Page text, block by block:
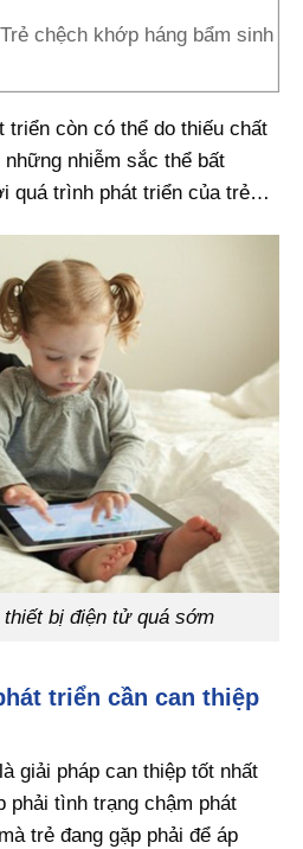
Trẻ chệch khớp háng bẩm sinh
triển còn có thể do thiếu chất
nhiễm sắc thể bất
quá trình phát triển của trẻ…
bị điện tử quá sớm
triển cần can thiệp
giải pháp can thiệp tốt nhất
phải tình trạng chậm phát
trẻ đang gặp phải để áp